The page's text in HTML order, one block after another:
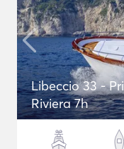
Libeccio 33 -
Riviera 7h